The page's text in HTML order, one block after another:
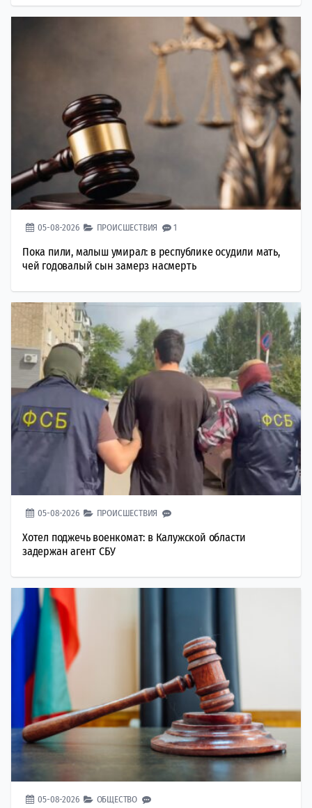
05-08-2026 ПРОИСШЕСТВИЯ 1
Пока пили, малыш умирал: в республике осудили мать,
чей годовалый сын замерз насмерть
05-08-2026 ПРОИСШЕСТВИЯ
Хотел поджечь военкомат: в Калужской области
задержан агент СБУ
05-08-2026 ОБЩЕСТВО